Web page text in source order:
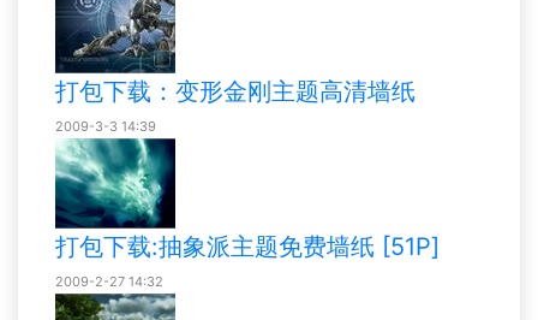
打包下载：变形金刚主题高清墙纸
2009-3-3 14:39
打包下载:抽象派主题免费墙纸 [51P]
2009-2-27 14:32